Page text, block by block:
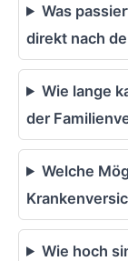
Was
direkt nach
Wie lange
der
Welche
Wie hoch